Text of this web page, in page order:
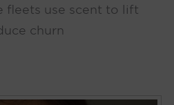
fleets use scent to lift
churn